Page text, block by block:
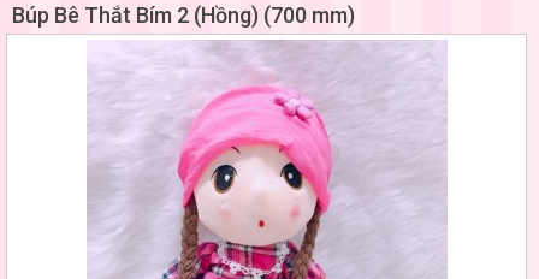
Búp Bê Thắt Bím 2 (Hồng) (700 mm)